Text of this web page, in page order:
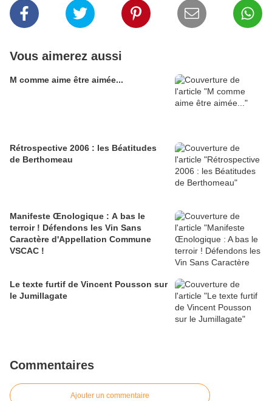
Vous aimerez aussi
M comme aime être aimée...
Rétrospective 2006 : les Béatitudes
de Berthomeau
Manifeste Œnologique : A bas le
terroir ! Défendons les Vin Sans
Caractère d'Appellation Commune
VSCAC !
Le texte furtif de Vincent Pousson sur
le Jumillagate
Commentaires
Ajouter un commentaire